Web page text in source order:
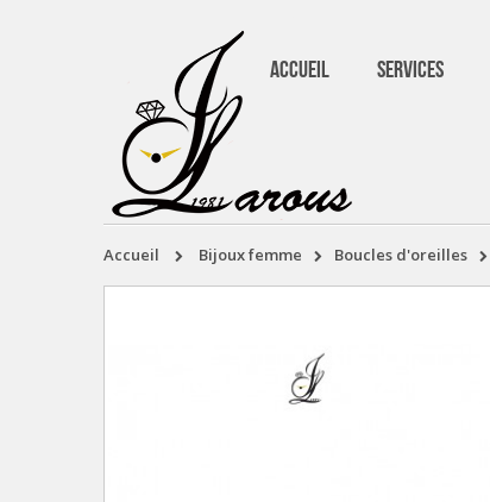
ACCUEIL SERVICES
accueil bijoux femme boucles d'oreilles